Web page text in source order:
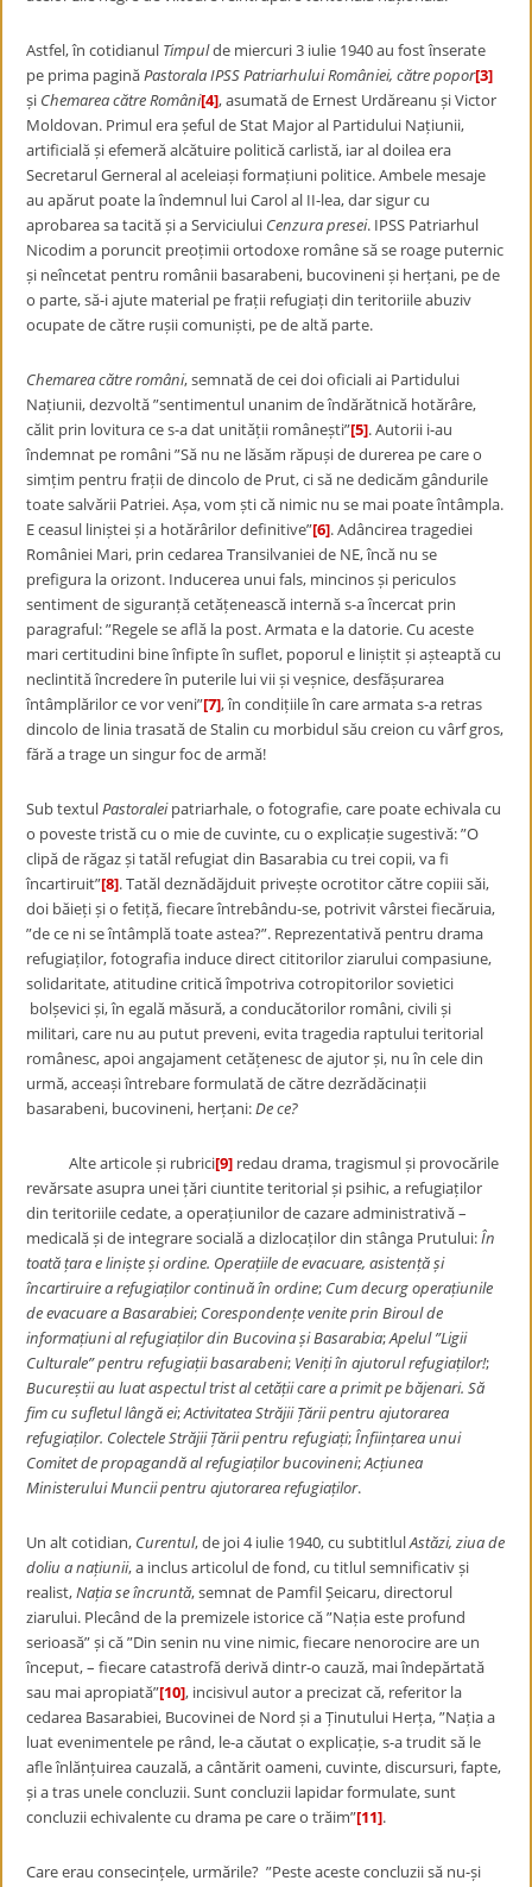
Astfel, în cotidianul Timpulde miercuri 3 iulie 1940 au fost înserate
pe prima paginăPastorala IPSS Patriarhului României, către popor[3]
și Chemarea către Români[4], asumată de Ernest Urdăreanu și Victor
Moldovan. Primul era șeful de Stat Major al Partidului Națiunii,
artificială și efemeră alcătuire politică carlistă, iar al doilea era
Secretarul Gerneral al aceleiași formațiuni politice. Ambele mesaje
au apărut poate la îndemnul lui Carol al II-lea, dar sigur cu
aprobarea sa tacită și a Serviciului Cenzura presei. IPSS Patriarhul
Nicodim a poruncit preoțimii ortodoxe române să se roage puternic
și neîncetat pentru românii basarabeni, bucovineni și herțani, pe de
o parte, să-i ajute material pe frații refugiați din teritoriile abuziv
ocupate de către rușii comuniști, pe de altă parte.
Chemarea către români, semnată de cei doi oficiali ai Partidului
Națiunii, dezvoltă ”sentimentul unanim de îndărătnică hotărâre,
călit prin lovitura ce s-a dat unității românești”[5]. Autorii i-au
îndemnat pe români ”Să nu ne lăsăm răpuși de durerea pe care o
simțim pentru frații de dincolo de Prut, ci să ne dedicăm gândurile
toate salvării Patriei. Așa, vom ști că nimic nu se mai poate întâmpla.
E ceasul liniștei și a hotărârilor definitive”[6]. Adâncirea tragediei
României Mari, prin cedarea Transilvaniei de NE, încă nu se
prefigura la orizont. Inducerea unui fals, mincinos și periculos
sentiment de siguranță cetățenească internă s-a încercat prin
paragraful: ”Regele se află la post. Armata e la datorie. Cu aceste
mari certitudini bine înfipte în suflet, poporul e liniștit și așteaptă cu
neclintită încredere în puterile lui vii și veșnice, desfășurarea
întâmplărilor ce vor veni”[7], în condițiile în care armata s-a retras
dincolo de linia trasată de Stalin cu morbidul său creion cu vârf gros,
fără a trage un singur foc de armă!
Sub textulPastoraleipatriarhale, o fotografie, care poate echivala cu
o poveste tristă cu o mie de cuvinte, cu o explicație sugestivă: ”O
clipă de răgaz și tatăl refugiat din Basarabia cu trei copii, va fi
încartiruit”[8]. Tatăl deznădăjduit privește ocrotitor către copiii săi,
doi băieți și o fetiță, fiecare întrebându-se, potrivit vârstei fiecăruia,
”de ce ni se întâmplă toate astea?”. Reprezentativă pentru drama
refugiaților, fotografia induce direct cititorilor ziarului compasiune,
solidaritate, atitudine critică împotriva cotropitorilor sovietici
bolșevici și, în egală măsură, a conducătorilor români, civili și
militari, care nu au putut preveni, evita tragedia raptului teritorial
românesc, apoi angajament cetățenesc de ajutor și, nu în cele din
urmă, acceași întrebare formulată de către dezrădăcinații
basarabeni, bucovineni, herțani:De ce?
Alte articole și rubrici[9] redau drama, tragismul și provocările
revărsate asupra unei țări ciuntite teritorial și psihic, a refugiaților
din teritoriile cedate, a operațiunilor de cazare administrativă –
medicală și de integrare socială a dizlocaților din stânga Prutului:În
toată țara e liniște și ordine. Operațiile de evacuare, asistență și
încartiruire a refugiaților continuă în ordine; Cum decurg operațiunile
de evacuare a Basarabiei; Corespondențe venite prin Biroul de
informațiuni al refugiaților din Bucovina și Basarabia;Apelul ”Ligii
Culturale” pentru refugiații basarabeni; Veniți în ajutorul refugiaților!;
Bucureștii au luat aspectul trist al cetății care a primit pe băjenari. Să
fim cu sufletul lângă ei;Activitatea Străjii Țării pentru ajutorarea
refugiaților. Colectele Străjii Țării pentru refugiați;Înființarea unui
Comitet de propagandă al refugiaților bucovineni;Acțiunea
Ministerului Muncii pentru ajutorarea refugiaților.
Un alt cotidian, Curentul, de joi 4 iulie 1940, cu subtitlulAstăzi, ziua de
doliu a națiunii, a inclus articolul de fond, cu titlul semnificativ și
realist,Nația se încruntă, semnat de Pamfil Șeicaru, directorul
ziarului. Plecând de la premizele istorice că ”Nația este profund
serioasă” și că ”Din senin nu vine nimic, fiecare nenorocire are un
început, – fiecare catastrofă derivă dintr-o cauză, mai îndepărtată
sau mai apropiată”[10], incisivul autor a precizat că, referitor la
cedarea Basarabiei, Bucovinei de Nord și a Ținutului Herța, ”Nația a
luat evenimentele pe rând, le-a căutat o explicație, s-a trudit să le
afle înlănțuirea cauzală, a cântărit oameni, cuvinte, discursuri, fapte,
și a tras unele concluzii. Sunt concluzii lapidar formulate, sunt
concluzii echivalente cu drama pe care o trăim”[11].
Care erau consecințele, urmările? ”Peste aceste concluzii să nu-și